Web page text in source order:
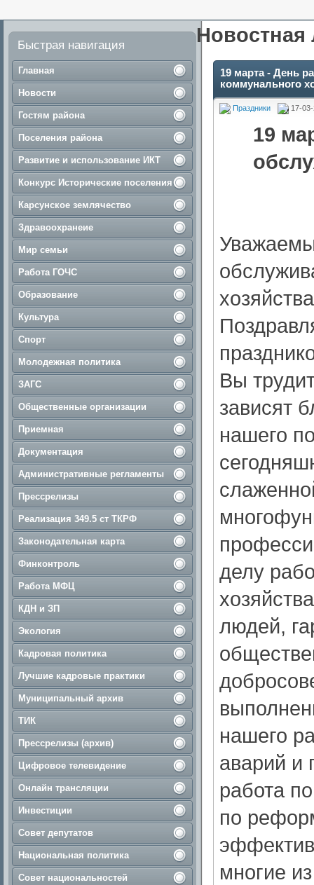
Быстрая навигация
Главная
Новости
Гостям района
Поселения района
Развитие и использование ИКТ
Конкурс Исторические поселения
Карсунское землячество
Здравоохранеие
Мир семьи
Работа ГОЧС
Образование
Культура
Спорт
Молодежная политика
ЗАГС
Общественные организации
Приемная
Документация
Административные регламенты
Прессрелизы
Реализация 349.5 ст ТКРФ
Законодательная карта
Финконтроль
Работа МФЦ
КДН и ЗП
Экология
Кадровая политика
Лучшие кадровые практики
Муниципальный архив
ТИК
Прессрелизы (архив)
Цифровое телевидение
Онлайн трансляции
Инвестиции
Совет депутатов
Национальная политика
Совет национальностей
Новостная
19 марта - День
коммунального
Праздники 17-
19
Вы
зависят
нашего
делу
людей,
нашего
аварий и
работа
по
многие